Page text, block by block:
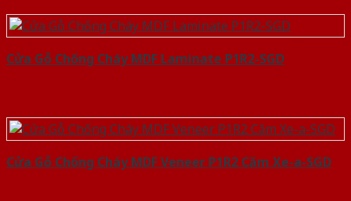
Cửa Gỗ Chống Cháy MDF Laminate P1R2-SGD
Cửa Gỗ Chống Cháy MDF Veneer P1R2 Căm Xe-a-SGD